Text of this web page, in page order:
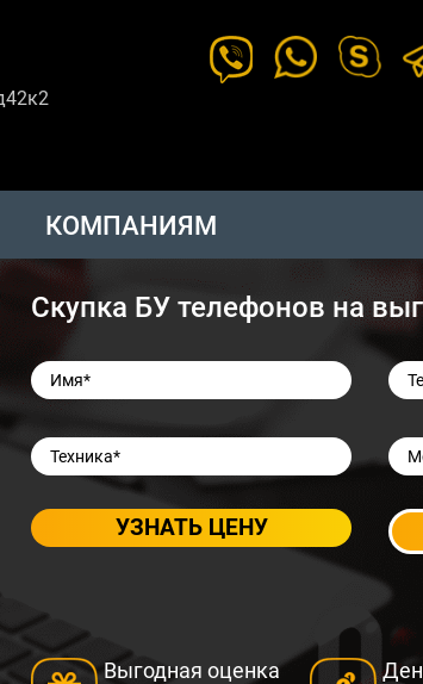
КОМПАНИЯМ
Скупка БУ телефонов на
Выгодная оценка